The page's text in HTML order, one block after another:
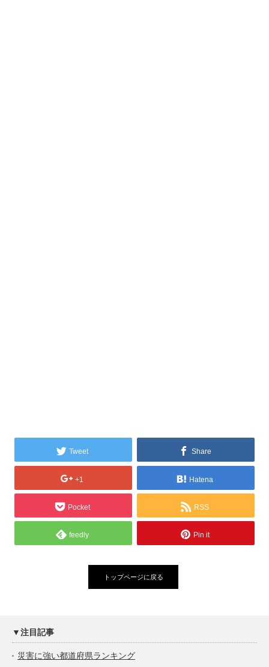
Tweet Share
+1 Hatena
Pocket RSS
feedly Pin it
トップページに戻る
▼注目記事
災害に強い都道府県ランキング